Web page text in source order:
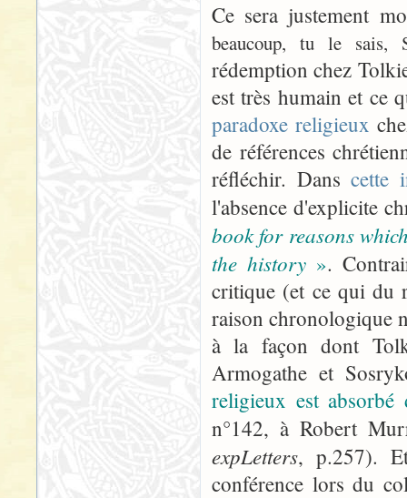
Ce sera justement
beaucoup, tu le sais,
rédemption chez
est très humain et ce
paradoxe religieux
de références
réfléchir. Dans cette
l'absence d'explicite
book for reasons
the history ».
critique (et ce qui du
raison chronologique
à la façon dont
Armogathe et
religieux est
n°142, à Robert
expLetters, p.257).
conférence lors du